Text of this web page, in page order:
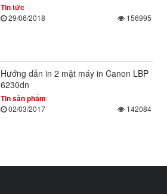
Tin tức
29/06/2018 156995
Hướng dẫn in 2 mặt máy in Canon LBP
6230dn
Tin sản phẩm
02/03/2017 142084